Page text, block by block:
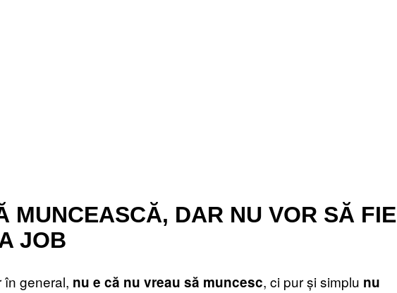
MUNCEASCĂ, DAR NU VOR SĂ FIE
JOB
în general, nu e că nu vreau să muncesc, ci pur și simplu nu